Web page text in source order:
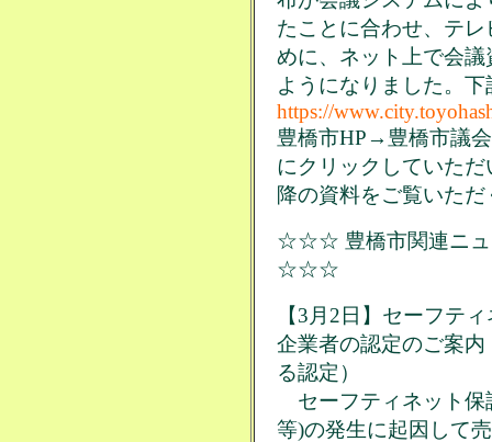
たことに合わせ、テ
めに、ネット上で会
ようになりました。
https://
豊橋市HP→豊橋市議
にクリックしていた
降の資料をご覧いた
☆☆☆ 豊橋市関連ニュ
☆☆☆
【3月2日】セーフテ
企業者の認定のご案
る認定）
セーフティネット保
等)の発生に起因して